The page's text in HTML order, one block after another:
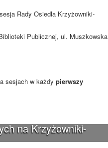
na Krzyżowniki-
Rady Osiedla Krzyżowniki-
Publicznej, ul. Muszkowska
sesjach w każdy pierwszy